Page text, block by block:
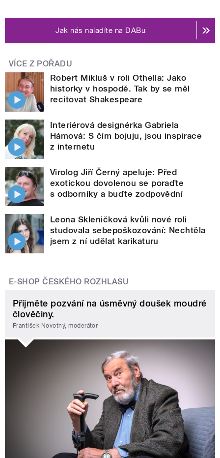
Jak nás naladíte na DABu
VÍCE Z POŘADU
Robert Mikluš v roli Othella: Jako
historky v hospodě. Tak by se měl
recitovat Shakespeare
Interiérová designérka Gabriela
Hámová: S čím bojuju, jsou inspirace
z internetu
Virolog Jiří Černý apeluje: Před
exotickou dovolenou se poraďte
s odborníky a buďte zodpovědní
Leona Skleničková kvůli nové roli
studovala sebepoškozování: Nechtěla
jsem z ní udělat karikaturu
E-SHOP ČESKÉHO ROZHLASU
Přijměte pozvání na úsměvný doušek moudré
člověčiny.
František Novotný, moderátor